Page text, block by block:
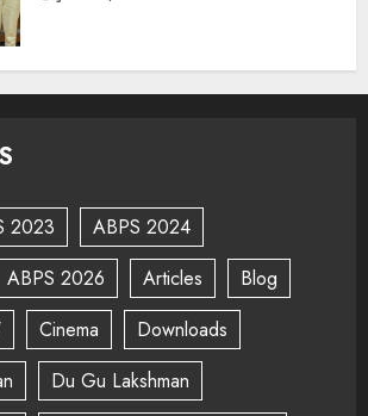
2023
ABPS 2024
ABPS 2026 Articles
Blog
Cinema
Downloads
Du Gu Lakshman